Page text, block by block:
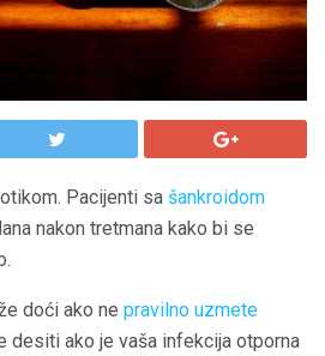
Pacijenti sa šankroidom
nakon tretmana kako bi se
doći ako ne pravilno uzmete
desiti ako je vaša infekcija otporna